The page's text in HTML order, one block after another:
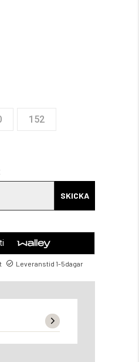
152
SKICKA
Leveranstid 1-5dagar